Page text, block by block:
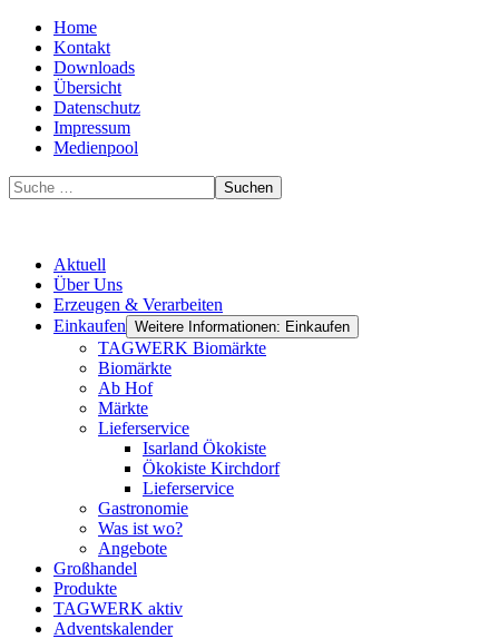
Home
Kontakt
Downloads
Übersicht
Datenschutz
Impressum
Medienpool
Suchen
Aktuell
Über Uns
Erzeugen & Verarbeiten
Einkaufen Weitere Informationen: Einkaufen
TAGWERK Biomärkte
Biomärkte
Ab Hof
Märkte
Lieferservice
Isarland Ökokiste
Ökokiste Kirchdorf
Lieferservice
Gastronomie
Was ist wo?
Angebote
Großhandel
Produkte
TAGWERK aktiv
Adventskalender